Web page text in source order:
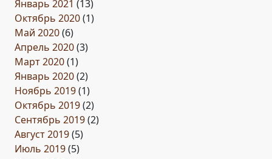
Январь 2021 (13)
Октябрь 2020(1)
Май 2020(6)
Апрель 2020(3)
Март 2020(1)
Январь 2020(2)
Ноябрь 2019(1)
Октябрь 2019(2)
Сентябрь 2019(2)
Август 2019(5)
Июль 2019(5)